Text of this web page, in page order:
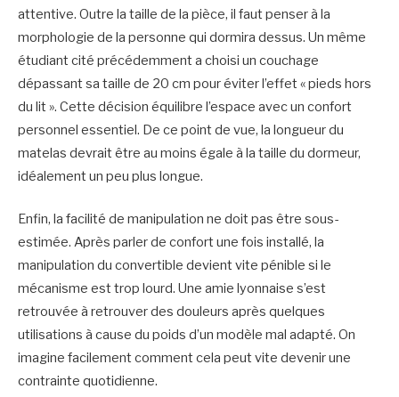
attentive. Outre la taille de la pièce, il faut penser à la
morphologie de la personne qui dormira dessus. Un même
étudiant cité précédemment a choisi un couchage
dépassant sa taille de 20 cm pour éviter l’effet « pieds hors
du lit ». Cette décision équilibre l’espace avec un confort
personnel essentiel. De ce point de vue, la longueur du
matelas devrait être au moins égale à la taille du dormeur,
idéalement un peu plus longue.
Enfin, la facilité de manipulation ne doit pas être sous-
estimée. Après parler de confort une fois installé, la
manipulation du convertible devient vite pénible si le
mécanisme est trop lourd. Une amie lyonnaise s’est
retrouvée à retrouver des douleurs après quelques
utilisations à cause du poids d’un modèle mal adapté. On
imagine facilement comment cela peut vite devenir une
contrainte quotidienne.